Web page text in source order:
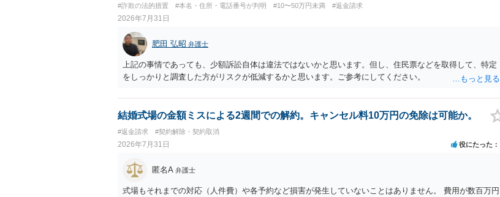
用をご確認ください。
#詐欺の法的措置 #本名・住所・電話番号が判明 #10〜50万円未満 #返金請求
2026年7月31日
肥田 弘昭 弁護士
上記の事情であっても、少額訴訟自体は違法ではないかと思います。但し、住民票などを取得して、特定
をしっかりと調査した方がリスクが低減するかと思います。ご参考にしてください。
結婚式場の金額ミスによる2週間での解約。キャンセル料10万円の免除は可能か。
#返金請求 #契約解除・契約取消
2026年7月31日 役にたった
匿名A 弁護士
式場もそれまでの対応（人件費）や各予約など損害が発生していないことはありません。 費用が数百万円